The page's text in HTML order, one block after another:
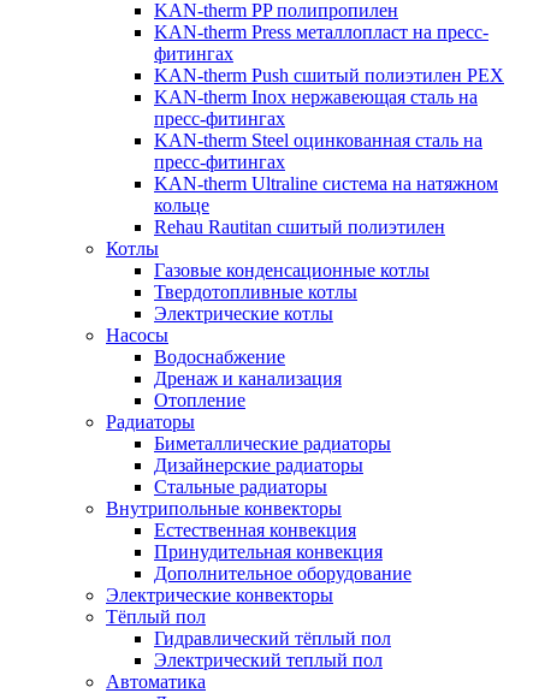
KAN-therm PP полипропилен
KAN-therm Рress металлопласт на пресс-
фитингах
KAN-therm Push сшитый полиэтилен PEX
KAN-therm Inox нержавеющая сталь на
пресс-фитингах
KAN-therm Steel оцинкованная сталь на
пресс-фитингах
KAN-therm Ultraline система на натяжном
кольце
Rehau Rautitan сшитый полиэтилен
Котлы
Газовые конденсационные котлы
Твердотопливные котлы
Электрические котлы
Насосы
Водоснабжение
Дренаж и канализация
Отопление
Радиаторы
Биметаллические радиаторы
Дизайнерские радиаторы
Стальные радиаторы
Внутрипольные конвекторы
Естественная конвекция
Принудительная конвекция
Дополнительное оборудование
Электрические конвекторы
Тёплый пол
Гидравлический тёплый пол
Электрический теплый пол
Автоматика